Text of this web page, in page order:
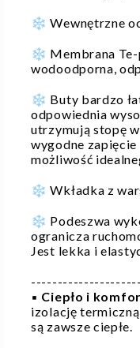
❄️ Wewnętrzne
❄️ Membrana Te-
wodoodporna,
❄️ Buty bardzo
odpowiednia
utrzymują stopę
wygodne
możliwość
❄️ Wkładka z
❄️ Podeszwa
ogranicza
Jest lekka i
▪️ Ciepło i
izolację
są zawsze ciepłe.